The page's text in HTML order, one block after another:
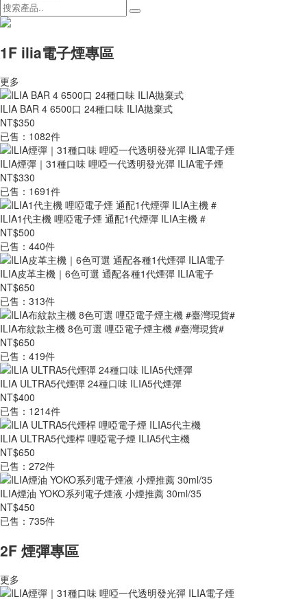
1F ilia電子煙專區
更多
ILIA BAR 4 6500口 24種口味 ILIA拋棄式
NT$350
已售：1082件
ILIA煙彈｜31種口味 哩啞一代透明發光彈 ILIA電子煙
NT$330
已售：1691件
ILIA1代主機 哩啞電子煙 通配1代煙彈 ILIA主機 #
NT$500
已售：440件
ILIA皮革主機｜6色可選 通配各種1代煙彈 ILIA電子
NT$650
已售：313件
ILIA布紋款主機 8色可選 哩亞電子煙主機 #臺灣現貨#
NT$650
已售：419件
ILIA ULTRA5代煙彈 24種口味 ILIA5代煙彈
NT$400
已售：1214件
ILIA ULTRA5代煙桿 哩啞電子煙 ILIA5代主機
NT$650
已售：272件
ILIA煙油 YOKO系列電子煙液 小煙推薦 30ml/35
NT$450
已售：735件
2F 煙彈專區
更多